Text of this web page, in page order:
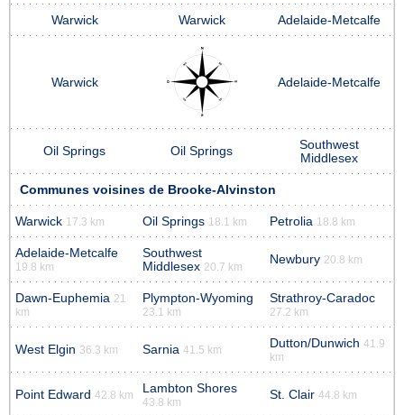
Warwick Warwick Adelaide-Metcalfe
Warwick Adelaide-Metcalfe
Oil Springs Oil Springs
Southwest
Middlesex
Communes voisines de Brooke-Alvinston
Warwick 17.3 km Oil Springs 18.1 km Petrolia 18.8 km
Adelaide-Metcalfe
19.8 km
Southwest
Middlesex 20.7 km
Newbury 20.8 km
Dawn-Euphemia 21
km
Plympton-Wyoming
23.1 km
Strathroy-Caradoc
27.2 km
West Elgin 36.3 km Sarnia 41.5 km Dutton/Dunwich 41.9
km
Point Edward 42.8 km Lambton Shores
43.8 km
St. Clair 44.8 km